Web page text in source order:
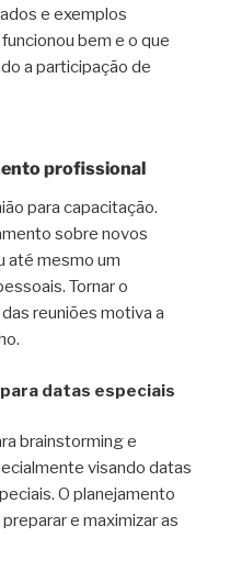
e exemplos
bem e o que
a participação de
profissional
para capacitação.
sobre novos
até mesmo um
Tornar o
reuniões motiva a
datas especiais
brainstorming e
visando datas
O planejamento
e maximizar as